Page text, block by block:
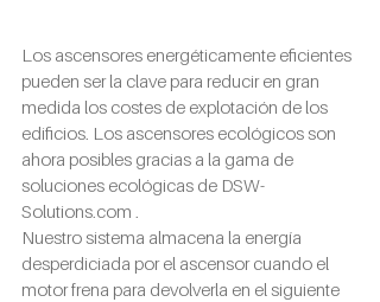
Los ascensores energéticamente eficientes
pueden ser la clave para reducir en gran
medida los costes de explotación de los
edificios. Los ascensores ecológicos son
ahora posibles gracias a la gama de
soluciones ecológicas de DSW-
Solutions.com
Nuestro sistema almacena la energía
desperdiciada por el ascensor cuando el
motor frena para devolverla en el siguiente